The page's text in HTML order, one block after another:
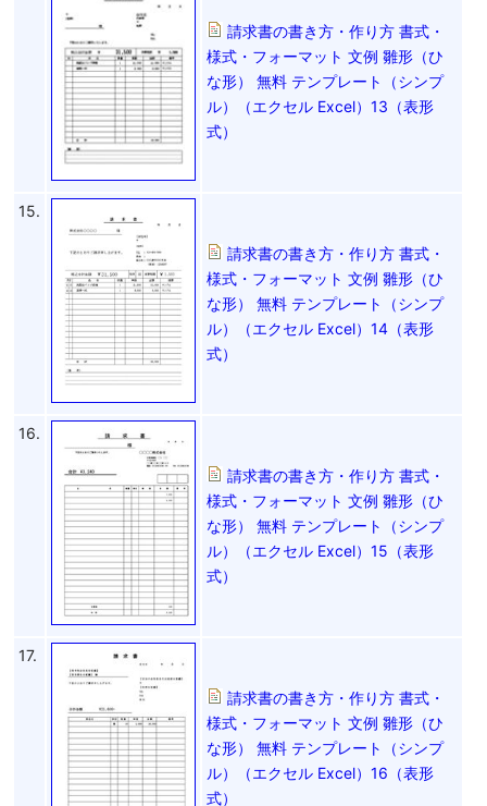
請求書の書き方・作り方 書式・
様式・フォーマット 文例 雛形（ひ
な形） 無料 テンプレート（シンプ
ル）（エクセル Excel）13（表形
式）
15.
請求書の書き方・作り方 書式・
様式・フォーマット 文例 雛形（ひ
な形） 無料 テンプレート（シンプ
ル）（エクセル Excel）14（表形
式）
16.
請求書の書き方・作り方 書式・
様式・フォーマット 文例 雛形（ひ
な形） 無料 テンプレート（シンプ
ル）（エクセル Excel）15（表形
式）
17.
請求書の書き方・作り方 書式・
様式・フォーマット 文例 雛形（ひ
な形） 無料 テンプレート（シンプ
ル）（エクセル Excel）16（表形
式）